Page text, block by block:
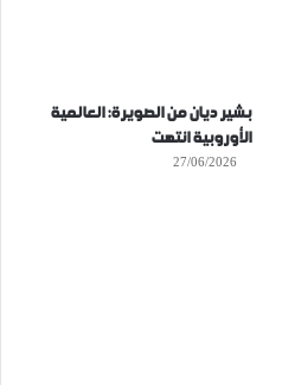
بشير ديان من الصويرة: العالمية
الأوروبية انتهت
27/06/2026